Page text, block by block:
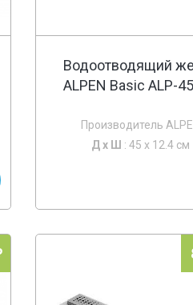
Водоотводящий
ALPEN Basic ALP-
Производитель
Д х Ш : 45 x 12.4 см